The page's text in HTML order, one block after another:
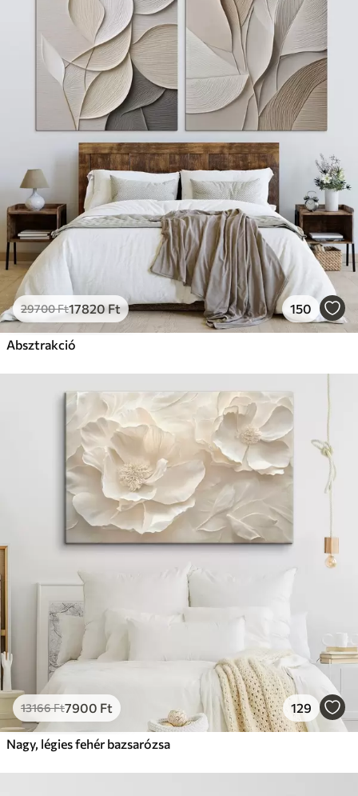
29700Ft17820Ft 150
Absztrakció
13166Ft7900 Ft 129
Nagy, légies fehér bazsarózsa